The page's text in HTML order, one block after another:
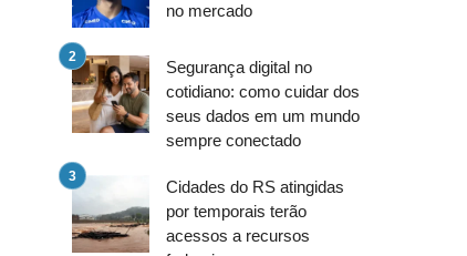
no mercado
Segurança digital no
cotidiano: como cuidar dos
seus dados em um mundo
sempre conectado
Cidades do RS atingidas
por temporais terão
acessos a recursos